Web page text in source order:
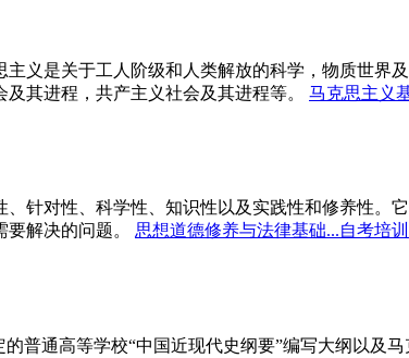
义是关于工人阶级和人类解放的科学，物质世界
其进程，共产主义社会及其进程等。
马克思主义
针对性、科学性、知识性以及实践性和修养性。
解决的问题。
思想道德修养与法律基础...自考培训
普通高等学校“中国近现代史纲要”编写大纲以及